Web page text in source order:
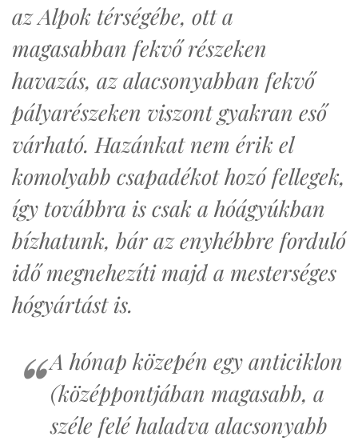
az Alpok térségébe, ott a
magasabban fekvő részeken
havazás, az alacsonyabban fekvő
pályarészeken viszont gyakran eső
várható. Hazánkat nem érik el
komolyabb csapadékot hozó fellegek,
így továbbra is csak a hóágyúkban
bízhatunk, bár az enyhébbre forduló
idő megnehezíti majd a mesterséges
hógyártást is.
A hónap közepén egy anticiklon
(középpontjában magasabb, a
széle felé haladva alacsonyabb